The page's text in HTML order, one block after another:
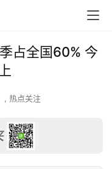
占全国60% 今
, 热点关注